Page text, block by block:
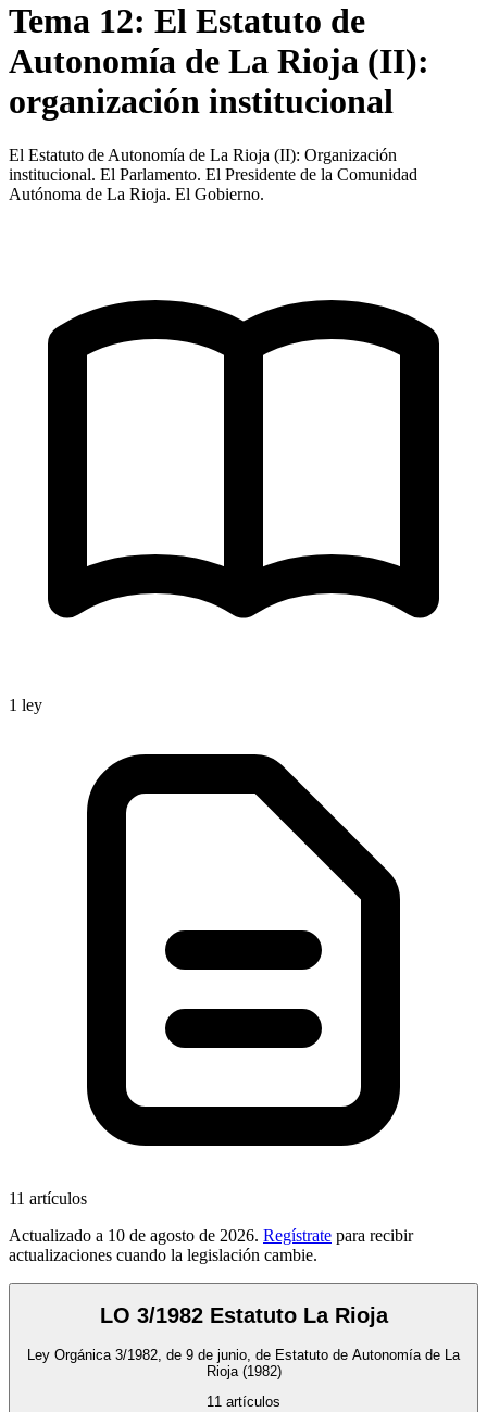
Tema 12: El Estatuto de
Autonomía de La Rioja (II):
organización institucional
El Estatuto de Autonomía de La Rioja (II): Organización
institucional. El Parlamento. El Presidente de la Comunidad
Autónoma de La Rioja. El Gobierno.
1 ley
11 artículos
Actualizado a 10 de agosto de 2026. Regístrate para recibir
actualizaciones cuando la legislación cambie.
LO 3/1982 Estatuto La Rioja
Ley Orgánica 3/1982, de 9 de junio, de Estatuto de Autonomía de La
Rioja (1982)
11 artículos